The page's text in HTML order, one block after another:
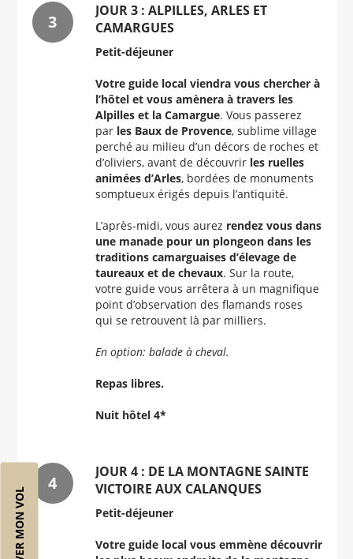
JOUR 3 : ALPILLES, ARLES ET
CAMARGUES
Petit-déjeuner
Votre guide local viendra vous chercher à
l’hôtel et vous amènera à travers les
Alpilles et la Camargue. Vous passerez
parles Baux de Provence, sublime village
perché au milieu d’un décors de roches et
d’oliviers, avant de découvrirles ruelles
animées d’Arles, bordées de monuments
somptueux érigés depuis l’antiquité.
L’après-midi, vous aurez rendez vous dans
une manade pour un plongeon dans les
traditions camarguaises d’élevage de
taureaux et de chevaux. Sur la route,
votre guide vous arrêtera à un magnifique
point d’observation des flamands roses
qui se retrouvent là par milliers.
En option: balade à cheval.
Repas libres.
Nuit hôtel 4*
JOUR 4 : DE LA MONTAGNE SAINTE
VICTOIRE AUX CALANQUES
Petit-déjeuner
Votre guide local vous emmène découvrir